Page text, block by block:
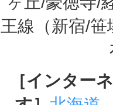
王線（新宿/
［インター